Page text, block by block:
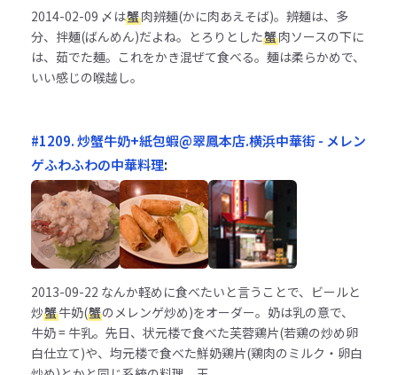
2014-02-09 〆は蟹肉辨麺(かに肉あえそば)。辨麺は、多
分、拌麺(ばんめん)だよね。とろりとした蟹肉ソースの下に
は、茹でた麺。これをかき混ぜて食べる。麺は柔らかめで、
いい感じの喉越し。
#1209. 炒蟹牛奶+紙包蝦@翠鳳本店.横浜中華街 - メレン
ゲふわふわの中華料理:
2013-09-22 なんか軽めに食べたいと言うことで、ビールと
炒蟹牛奶(蟹のメレンゲ炒め)をオーダー。奶は乳の意で、
牛奶 = 牛乳。先日、状元楼で食べた芙蓉鶏片(若鶏の炒め卵
白仕立て)や、均元楼で食べた鮮奶鶏片(鶏肉のミルク・卵白